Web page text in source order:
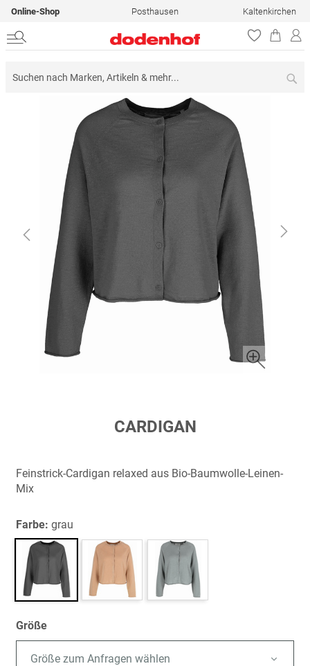
Online-Shop Posthausen Kaltenkirchen
springen
CARDIGAN
Feinstrick-Cardigan relaxed aus Bio-Baumwolle-Leinen-
Mix
Farbe: grau
Größe
Größe zum Anfragen wählen